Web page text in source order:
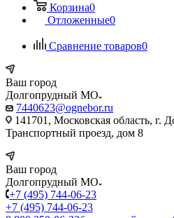
Корзина0
Отложенные0
Сравнение товаров0
Ваш город
Долгопрудный МО
7440623@ognebor.ru
141701, Московская область, г.
Транспортный проезд, дом 8
Ваш город
Долгопрудный МО
+7 (495) 744-06-23
+7 (495) 744-06-23